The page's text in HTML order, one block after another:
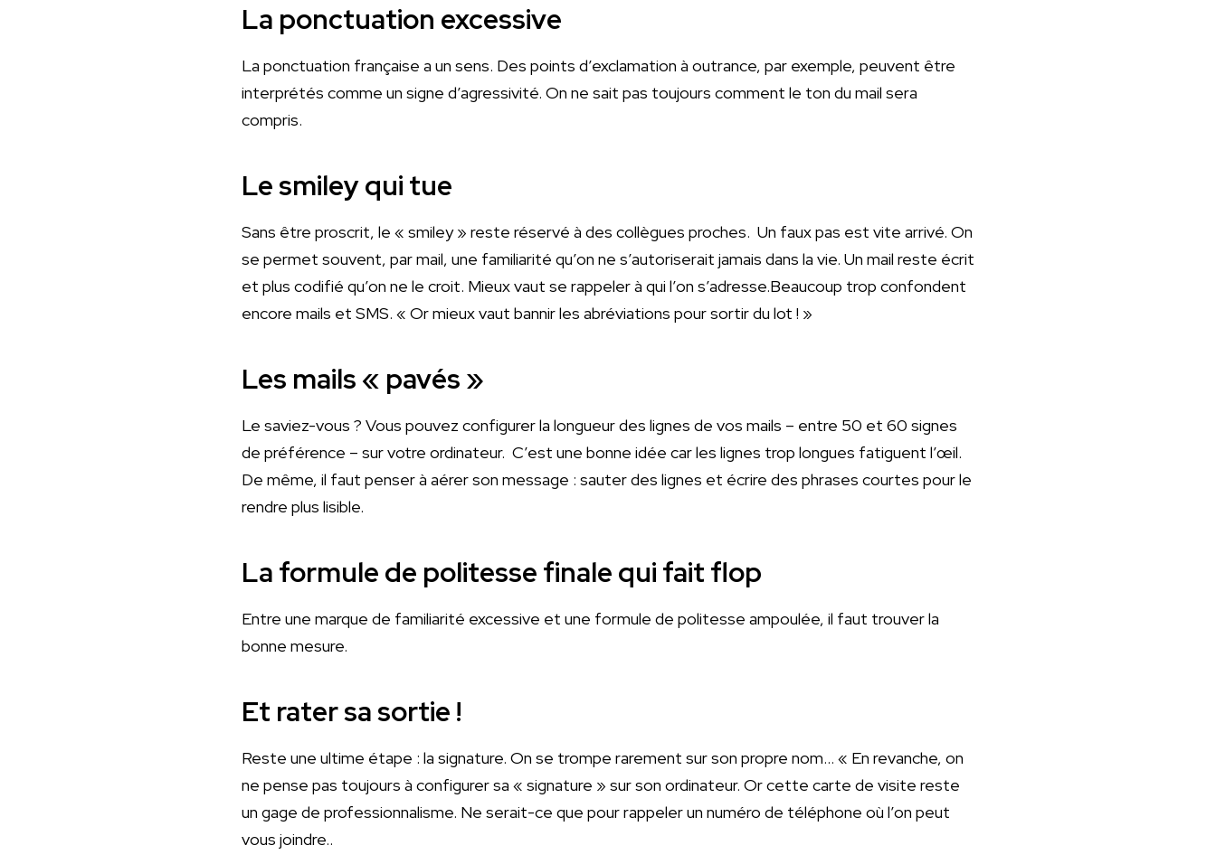
La ponctuation excessive
La ponctuation française a un sens. Des points d’exclamation à outrance, par exemple, peuvent être
interprétés comme un signe d’agressivité. On ne sait pas toujours comment le ton du mail sera
compris.
Le smiley qui tue
Sans être proscrit, le « smiley » reste réservé à des collègues proches. Un faux pas est vite arrivé. On
se permet souvent, par mail, une familiarité qu’on ne s’autoriserait jamais dans la vie. Un mail reste écrit
et plus codifié qu’on ne le croit. Mieux vaut se rappeler à qui l’on s’adresse.Beaucoup trop confondent
encore mails et SMS. « Or mieux vaut bannir les abréviations pour sortir du lot ! »
Les mails « pavés »
Le saviez-vous ? Vous pouvez configurer la longueur des lignes de vos mails – entre 50 et 60 signes
de préférence – sur votre ordinateur. C’est une bonne idée car les lignes trop longues fatiguent l’œil.
De même, il faut penser à aérer son message : sauter des lignes et écrire des phrases courtes pour le
rendre plus lisible.
La formule de politesse finale qui fait flop
Entre une marque de familiarité excessive et une formule de politesse ampoulée, il faut trouver la
bonne mesure.
Et rater sa sortie !
Reste une ultime étape : la signature. On se trompe rarement sur son propre nom… « En revanche, on
ne pense pas toujours à configurer sa « signature » sur son ordinateur. Or cette carte de visite reste
un gage de professionnalisme. Ne serait-ce que pour rappeler un numéro de téléphone où l’on peut
vous joindre..